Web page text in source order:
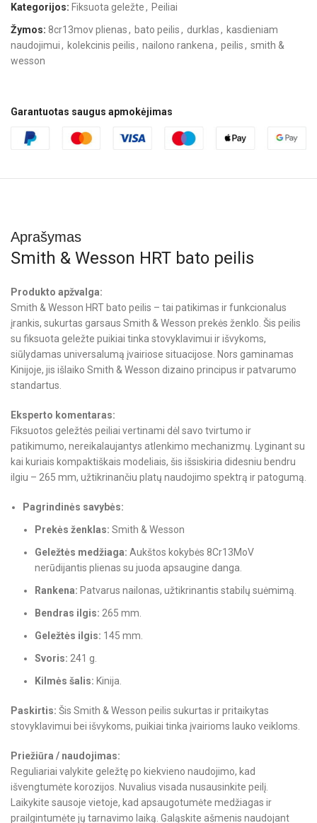
Kategorijos: Fiksuota geležte, Peiliai
Žymos: 8cr13mov plienas, bato peilis, durklas, kasdieniam
naudojimui, kolekcinis peilis, nailono rankena, peilis, smith &
wesson
Garantuotas saugus apmokėjimas
Aprašymas
Smith & Wesson HRT bato peilis
Produkto apžvalga:
Smith & Wesson HRT bato peilis – tai patikimas ir funkcionalus
įrankis, sukurtas garsaus Smith & Wesson prekės ženklo. Šis peilis
su fiksuota geležte puikiai tinka stovyklavimui ir išvykoms,
siūlydamas universalumą įvairiose situacijose. Nors gaminamas
Kinijoje, jis išlaiko Smith & Wesson dizaino principus ir patvarumo
standartus.
Eksperto komentaras:
Fiksuotos geležtės peiliai vertinami dėl savo tvirtumo ir
patikimumo, nereikalaujantys atlenkimo mechanizmų. Lyginant su
kai kuriais kompaktiškais modeliais, šis išsiskiria didesniu bendru
ilgiu – 265 mm, užtikrinančiu platų naudojimo spektrą ir patogumą.
Pagrindinės savybės:
Prekės ženklas: Smith & Wesson
Geležtės medžiaga: Aukštos kokybės 8Cr13MoV
nerūdijantis plienas su juoda apsaugine danga.
Rankena: Patvarus nailonas, užtikrinantis stabilų suėmimą.
Bendras ilgis: 265 mm.
Geležtės ilgis: 145 mm.
Svoris: 241 g.
Kilmės šalis: Kinija.
Paskirtis: Šis Smith & Wesson peilis sukurtas ir pritaikytas
stovyklavimui bei išvykoms, puikiai tinka įvairioms lauko veikloms.
Priežiūra / naudojimas:
Reguliariai valykite geležtę po kiekvieno naudojimo, kad
išvengtumėte korozijos. Nuvalius visada nusausinkite peilį.
Laikykite sausoje vietoje, kad apsaugotumėte medžiagas ir
prailgintumėte jų tarnavimo laiką. Galąskite ašmenis naudojant